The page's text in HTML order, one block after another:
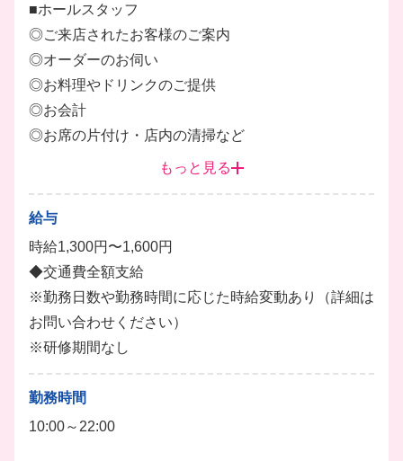
■ホールスタッフ
◎ご来店されたお客様のご案内
◎オーダーのお伺い
◎お料理やドリンクのご提供
◎お会計
◎お席の片付け・店内の清掃など
合わせて無理なくスタートできます。
未経験の方も先輩スタッフが丁寧にサポートしますの
で、安心してご応募ください！
ホール ドリンク レジ打ち
もっと見る
給与
時給1,300円〜1,600円
◆交通費全額支給
※勤務日数や勤務時間に応じた時給変動あり（詳細は
お問い合わせください）
※研修期間なし
勤務時間
10:00～22:00